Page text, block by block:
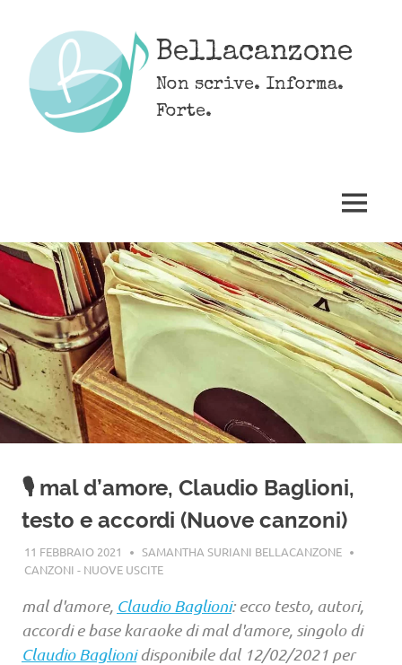
content
Bellacanzone
Non scrive. Informa.
Forte.
MENU
🎙️ mal d’amore, Claudio Baglioni,
testo e accordi (Nuove canzoni)
11 FEBBRAIO 2021
SAMANTHA SURIANI BELLACANZONE
CANZONI - NUOVE USCITE
mal d'amore, Claudio Baglioni: ecco testo, autori,
accordi e base karaoke di mal d'amore, singolo di
Claudio Baglionidisponibile dal 12/02/2021 per